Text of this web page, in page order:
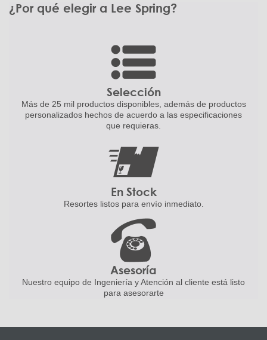
¿Por qué elegir a Lee Spring?
Selección
Más de 25 mil productos disponibles, además de productos
personalizados hechos de acuerdo a las especificaciones
que requieras.
En Stock
Resortes listos paraenvío inmediato.
Asesoría
Nuestro equipo de Ingeniería y Atención al cliente está listo
para asesorarte